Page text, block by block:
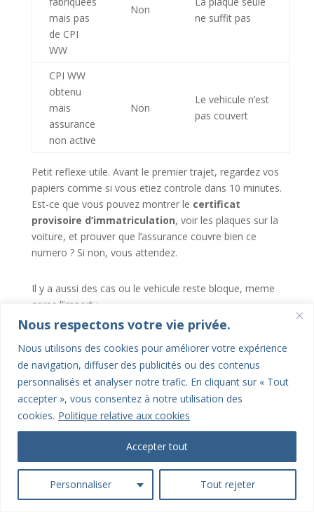
Nous respectons votre vie privée.
Nous utilisons des cookies pour améliorer votre expérience
de navigation, diffuser des publicités ou des contenus
personnalisés et analyser notre trafic. En cliquant sur « Tout
accepter », vous consentez à notre utilisation des
cookies. Politique relative aux cookies
Personnaliser Tout rejeter
Accepter tout
mais pas
de CPI
WW
Non
ne suffit pas
CPI WW
obtenu
mais
assurance
non active
Non
Le vehicule n’est
pas couvert
Petit reflexe utile. Avant le premier trajet, regardez vos
papiers comme si vous etiez controle dans 10 minutes.
Est-ce que vous pouvez montrer le certificat
provisoire d’immatriculation, voir les plaques sur la
voiture, et prouver que l’assurance couvre bien ce
numero ? Si non, vous attendez.
Il y a aussi des cas ou le vehicule reste bloque, meme
apres l’import :
dossier provisoire non recevable
document manquant ou incoherent
assurance refusee sur le numero WW
etape provisoire non finalisee
À l’étranger
Pour l’etranger, soyez plus prudent. Un WW francais ne
veut pas dire automatiquement “je peux rouler
partout”. Avant de partir, il faut verifier deux choses
separement : la reconnaissance administrative du WW